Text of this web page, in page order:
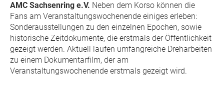
AMC Sachsenring e.V. Neben dem Korso können die
Fans am Veranstaltungswochenende einiges erleben:
Sonderausstellungen zu den einzelnen Epochen, sowie
historische Zeitdokumente, die erstmals der Öffentlichkeit
gezeigt werden. Aktuell laufen umfangreiche Dreharbeiten
zu einem Dokumentarfilm, der am
Veranstaltungswochenende erstmals gezeigt wird.